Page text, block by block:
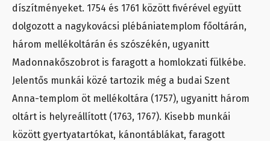
díszítményeket. 1754 és 1761 között fivérével együtt
dolgozott a nagykovácsi plébániatemplom főoltárán,
három mellékoltárán és szószékén, ugyanitt
Madonnakőszobrot is faragott a homlokzati fülkébe.
Jelentős munkái közé tartozik még a budai Szent
Anna-templom öt mellékoltára (1757), ugyanitt három
oltárt is helyreállított (1763, 1767). Kisebb munkái
között gyertyatartókat, kánontáblákat, faragott